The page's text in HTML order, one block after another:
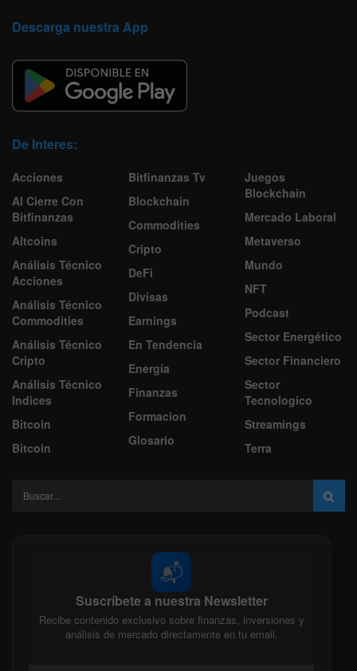
Descarga nuestra App
De Interes:
Acciones
Al Cierre Con
Bitfinanzas
Altcoins
Análisis Técnico
Acciones
Análisis Técnico
Commodities
Análisis Técnico
Cripto
Análisis Técnico
Indices
Bitcoin
Bitcoin
Bitfinanzas Tv
Blockchain
Commodities
Cripto
DeFi
Divisas
Earnings
En Tendencia
Energía
Finanzas
Formacion
Glosario
Juegos
Blockchain
Mercado Laboral
Metaverso
Mundo
NFT
Podcast
Sector Energético
Sector Financiero
Sector
Tecnologico
Streamings
Terra
📬
Suscríbete a nuestra Newsletter
Recibe contenido exclusivo sobre finanzas, inversiones y
análisis de mercado directamente en tu email.